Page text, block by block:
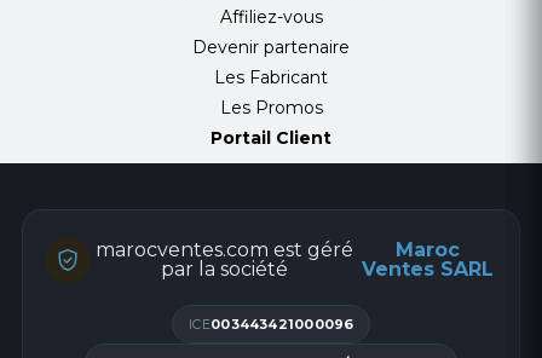
Affiliez-vous
Devenir partenaire
Les Fabricant
Les Promos
Portail Client
marocventes.com est géré
par la société
Maroc
Ventes SARL
ICE003443421000096